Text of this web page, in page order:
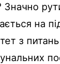
Значно
на
з